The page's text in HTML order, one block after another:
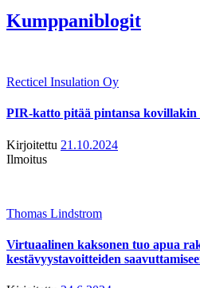
Kumppaniblogit
Recticel Insulation Oy
PIR-katto pitää pintansa kovillakin
Kirjoitettu 21.10.2024
Ilmoitus
Thomas Lindstrom
Virtuaalinen kaksonen tuo apua
kestävyystavoitteiden